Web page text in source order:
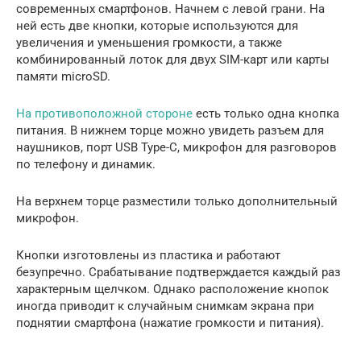
современных смартфонов. Начнем с левой грани. На
ней есть две кнопки, которые используются для
увеличения и уменьшения громкости, а также
комбинированный лоток для двух SIM-карт или карты
памяти microSD.
На противоположной стороне есть только одна кнопка
питания. В нижнем торце можно увидеть разъем для
наушников, порт USB Type-C, микрофон для разговоров
по телефону и динамик.
На верхнем торце разместили только дополнительный
микрофон.
Кнопки изготовлены из пластика и работают
безупречно. Срабатывание подтверждается каждый раз
характерным щелчком. Однако расположение кнопок
иногда приводит к случайным снимкам экрана при
поднятии смартфона (нажатие громкости и питания).